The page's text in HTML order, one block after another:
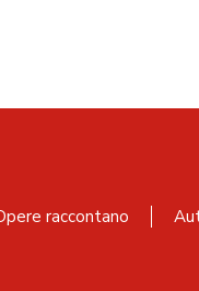
raccontano